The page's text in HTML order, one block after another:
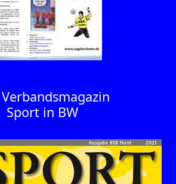
Verbandsmagazin
Sport in BW